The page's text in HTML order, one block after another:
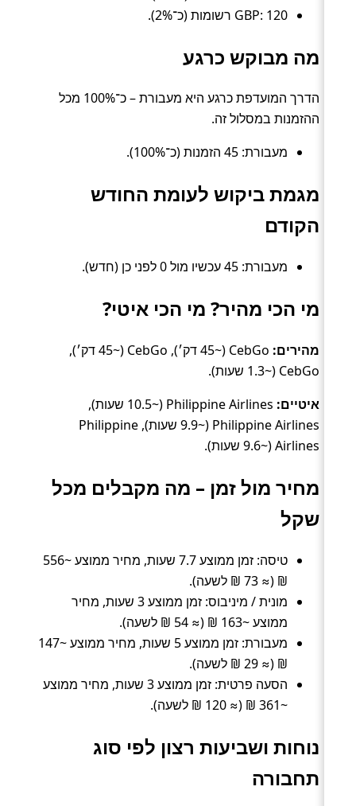
GBP: 120 רשומות (כ־2%).
מה מבוקש כרגע
הדרך המועדפת כרגע היא מעבורת – כ־100% מכל
ההזמנות במסלול זה.
מעבורת: 45 הזמנות (כ־100%).
מגמת ביקוש לעומת החודש
הקודם
מעבורת: 45 עכשיו מול 0 לפני כן (חדש).
מי הכי מהיר? מי הכי איטי?
מהירים:
CebGo (~45 דק׳), CebGo (~45 דק׳),
CebGo (~1.3 שעות).
איטיים:
Philippine Airlines (~10.5 שעות),
Philippine Airlines (~9.9 שעות), Philippine
Airlines (~9.6 שעות).
מחיר מול זמן – מה מקבלים מכל
שקל
טיסה: זמן ממוצע 7.7 שעות, מחיר ממוצע ~556
₪ (≈ 73 ₪ לשעה).
מונית / מיניבוס: זמן ממוצע 3 שעות, מחיר
ממוצע ~163 ₪ (≈ 54 ₪ לשעה).
מעבורת: זמן ממוצע 5 שעות, מחיר ממוצע ~147
₪ (≈ 29 ₪ לשעה).
הסעה פרטית: זמן ממוצע 3 שעות, מחיר ממוצע
~361 ₪ (≈ 120 ₪ לשעה).
נוחות ושביעות רצון לפי סוג
תחבורה